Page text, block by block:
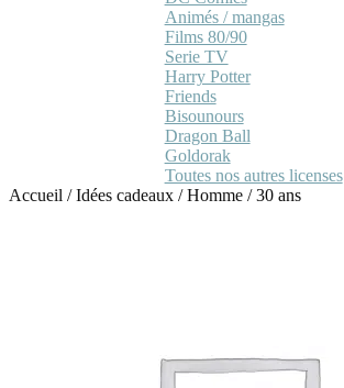
Animés / mangas
Films 80/90
Serie TV
Harry Potter
Friends
Bisounours
Dragon Ball
Goldorak
Toutes nos autres licenses
Accueil /Idées cadeaux /Homme /30 ans